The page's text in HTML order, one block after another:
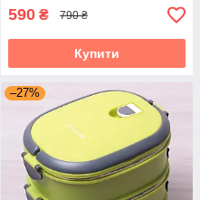
590 ₴ 790 ₴
Купити
–27%